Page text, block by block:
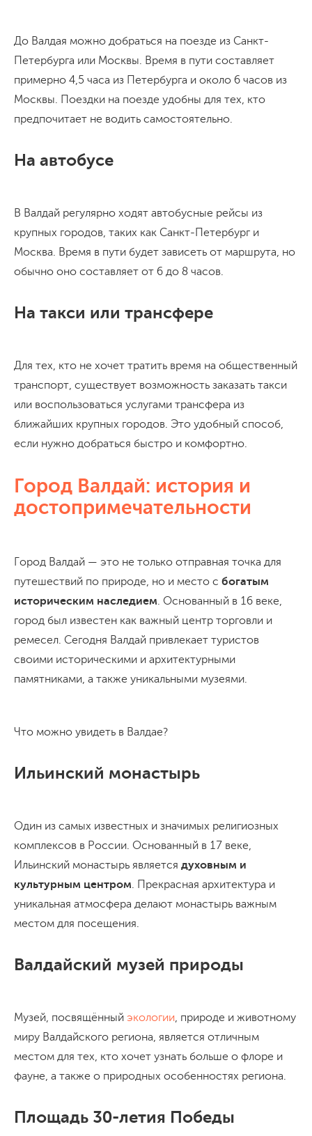
До Валдая можно добраться на поезде из Санкт-
Петербурга или Москвы. Время в пути составляет
примерно 4,5 часа из Петербурга и около 6 часов из
Москвы. Поездки на поезде удобны для тех, кто
предпочитает не водить самостоятельно.
На автобусе
В Валдай регулярно ходят автобусные рейсы из
крупных городов, таких как Санкт-Петербург и
Москва. Время в пути будет зависеть от маршрута, но
обычно оно составляет от 6 до 8 часов.
На такси или трансфере
Для тех, кто не хочет тратить время на общественный
транспорт, существует возможность заказать такси
или воспользоваться услугами трансфера из
ближайших крупных городов. Это удобный способ,
если нужно добраться быстро и комфортно.
Город Валдай: история и
достопримечательности
Город Валдай — это не только отправная точка для
путешествий по природе, но и место с богатым
историческим наследием. Основанный в 16 веке,
город был известен как важный центр торговли и
ремесел. Сегодня Валдай привлекает туристов
своими историческими и архитектурными
памятниками, а также уникальными музеями.
Что можно увидеть в Валдае?
Ильинский монастырь
Один из самых известных и значимых религиозных
комплексов в России. Основанный в 17 веке,
Ильинский монастырь является духовным и
культурным центром. Прекрасная архитектура и
уникальная атмосфера делают монастырь важным
местом для посещения.
Валдайский музей природы
Музей, посвящённый экологии, природе и животному
миру Валдайского региона, является отличным
местом для тех, кто хочет узнать больше о флоре и
фауне, а также о природных особенностях региона.
Площадь 30-летия Победы